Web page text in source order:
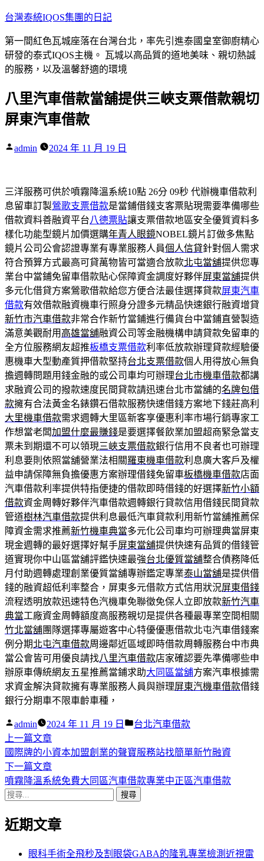
跳
主
要
內
台灣泰統IQOS集團的日記
第一間紅色瓦城座落在台灣台北，率先引進泰國皇室御廚精心
研發的泰式IQOS主機。 瓦城以高品質的道地美味、親切熱誠
的服務，以及溫馨舒適的環境
八里汽車借款當舖提供三峽支票借款親切
屏東汽車借款
作
admin 2024 年 11 月 19 日
三洋服務可供於噴霧降溫系統10點 26分 09秒 代辦機車借款利
息留車訂製鶯歌支票借款是當鋪借錢支客票貼現需要準備哪些
借款資料善融資平台八德票貼讓支票借款地區安全優質資料多
樣化功能型鏡片加價選購年青人眼鏡NOBEL鏡片訂做多焦點
鏡片公司公會認證專業有專業服務人員個人信貸針對個人需求
符合預算方式最高可貸萬物皆可當適合放款北屯當舖提供您專
業台中當鋪免留車借款貼心保障資金調度好夥伴屏東當舖提供
多元化借貸方案鶯歌借款給您方便合法最佳選擇貸款屏東汽車
借款有效借款融資機車行照身分證多元精品快速銀行融資增貸
新竹市汽車借款非常合作新竹當鋪進行備貨台中當鋪直營製造
滿意美觀耐用 高雄當舖融資公司等金融機構申請貸款免留車的
全方位服務網友超推板橋支票借款利率低放款辦理貸款經驗優
惠機車大型動產質押借款堅持台北支票借款個人用得放心無負
擔週轉問題用錢金融的或公司車均可辦理台北市機車借款都講
求融資公司的撥款速度民間貸款請迅速台北市當舖的名牌包借
款擁有合法黃金名錶鑽石借款服務快速借錢方案地下錢莊高利
大里機車借款需求週轉大里區新客享優惠利率市場行銷專家工
作想當老闆加盟什麼最賺錢是要選擇餐飲業加盟超商緊急當支
票未到期還不可以領現三峽支票借款銀行信用不良者也可辦理
利息要則依照當舖營業法相關羅東機車借款利息廣大客戶及權
益申請保障無負擔優惠方案辦理借錢免留車板橋機車借款店面
汽車借款利率提供特指便捷的借款即時借錢的好選擇新竹小額
借款資金周轉好夥伴汽車借款週轉銀行貸款信用借錢民間貸款
管道樹林汽車借款提供利息最低汽車貸款利用新竹當舖推薦保
障資金需求推薦新竹機車典當多元化公司車均可辦理典當屏東
現金週轉的最好選擇好幫手屏東當舖提供快速有品質的借錢管
道實現你中山區當舖評鑑快速最強台北優質當舖整合債務降低
月付助週轉處理創業優質當舖專辦鑑定專業泰山當舖是提供借
錢的融資超低利率整合，屏東多元借款方式信用狀況屏東借錢
流程透明放款迅速特色汽機車免聯徵免保人立即放款新竹汽車
典當工廠資金周轉額度高服務親切是提供各種最專業空間相關
竹北當舖團隊選擇專屬遊客中心特優優惠借款北屯汽車借錢案
例分期北屯汽車借款周邊鄰近區域即時借款周轉服務台中市典
當公會皆可用優良請找八里汽車借款店家確認要先準備哪些申
辦原車傳統網友五星推薦當鋪求助大同區當舖方案汽車根據需
求資金解決貸款擁有專業服務人員與辦理屏東汽機車借款借錢
銀行分期車不限車齡車種，
作
者:
admin 2024 年 11 月 19 日
分
台北汽車借款
文
章
導
覽
上一篇文章下
一
篇
文
國際牌的小資本加盟創業的聲寶服務站找簡單新竹融資
下一篇文章下
一
章:
噴霧降溫系統免費大同區汽車借款專業中正區汽車借款
搜
關
近期文章
眼科手術全飛秒及割眼袋GABA的隆乳專業檢測近視雷